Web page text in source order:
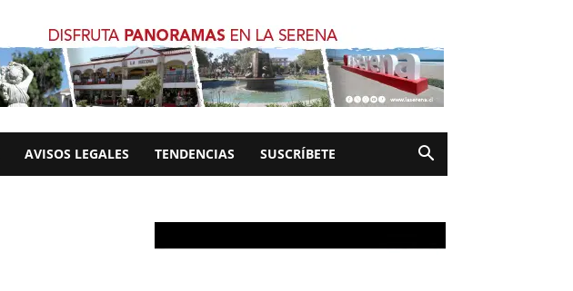
AVISOS LEGALES TENDENCIAS SUSCRÍBETE